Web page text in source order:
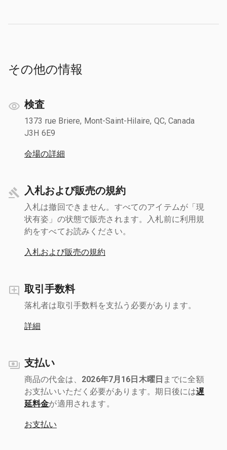
その他の情報
検査
1373 rue Briere, Mont-Saint-Hilaire, QC, Canada
J3H 6E9
会場の詳細
入札および販売の規約
入札は撤回できません。すべてのアイテムが「現
状有姿」の状態で販売されます。入札前に利用規
約をすべてお読みください。
入札および販売の規約
取引手数料
落札者は取引手数料を支払う必要があります。
詳細
支払い
商品の代金は、 2026年7月16日木曜日 までに全額
お支払いいただく必要があります。期日後には遅
延料金が適用されます。
お支払い